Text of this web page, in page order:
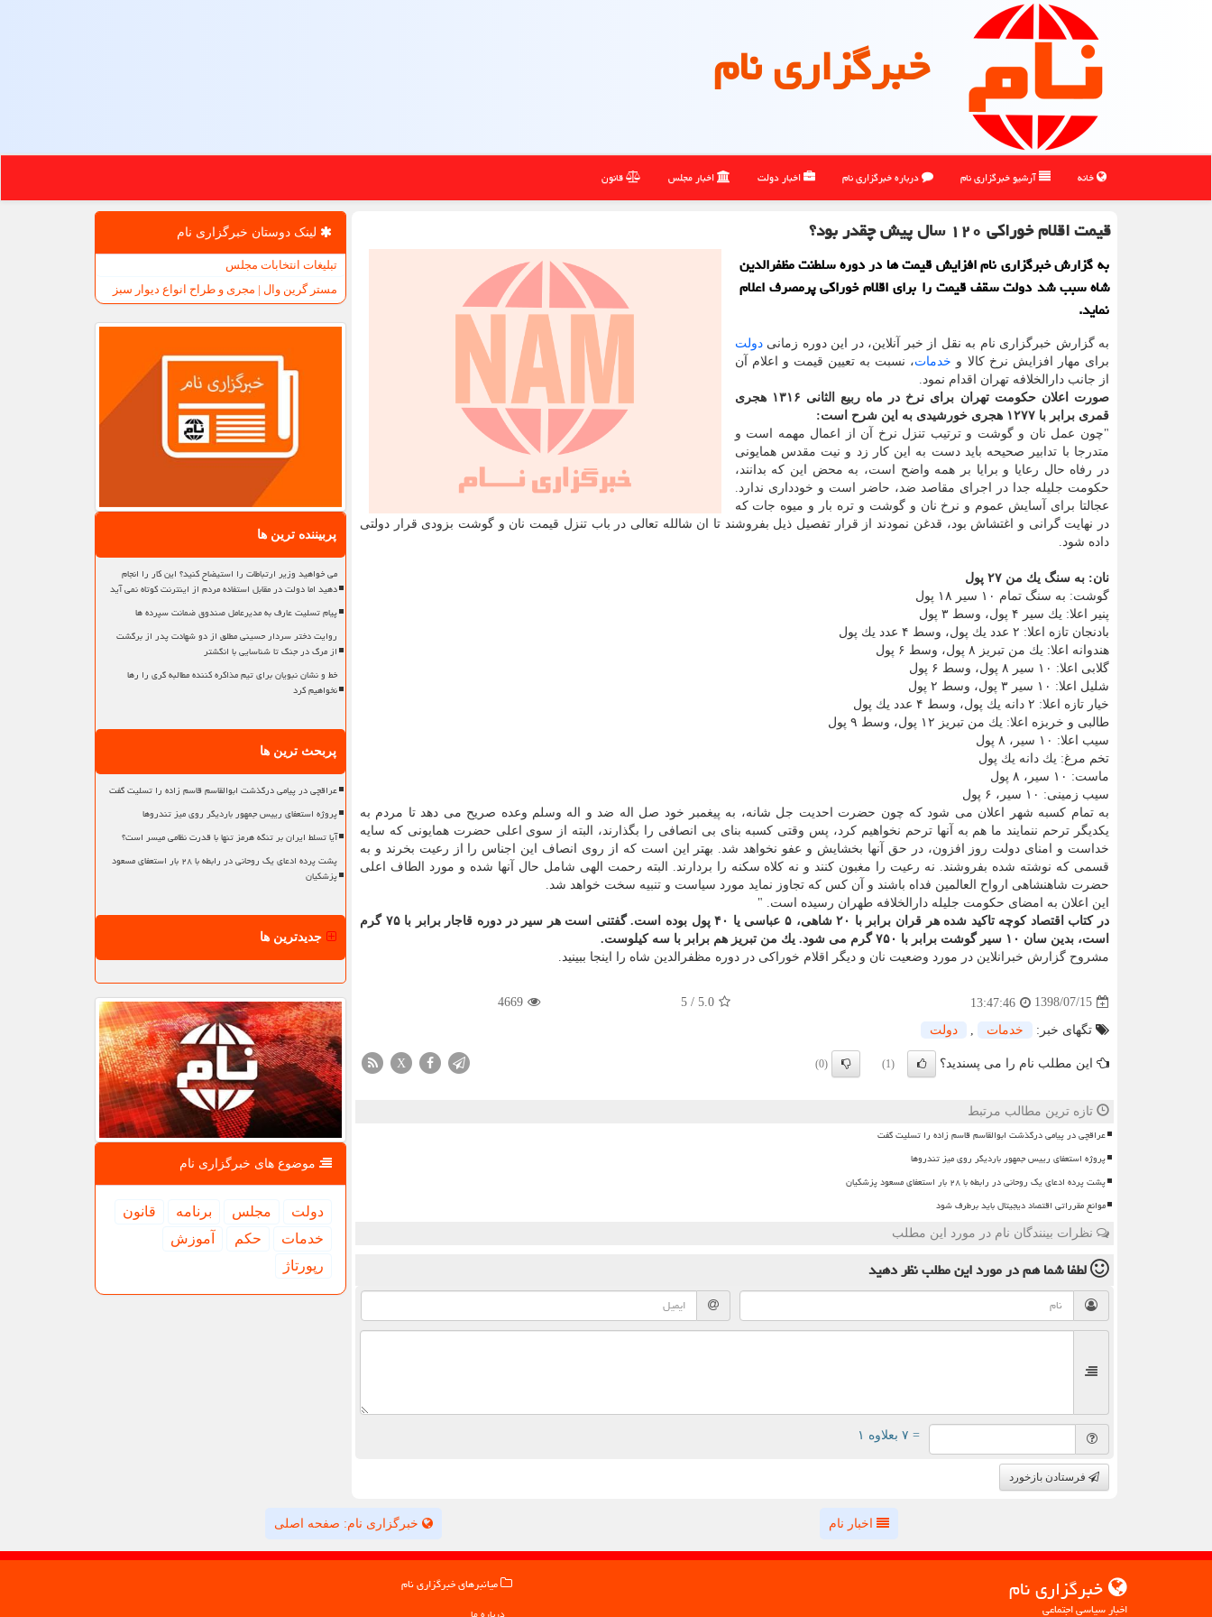
خبرگزاری نام
خانه آرشیو خبرگزاری نام درباره خبرگزاری نام اخبار دولت اخبار مجلس قانون
قیمت اقلام خوراكی ۱۲۰ سال پیش چقدر بود؟
به گزارش خبرگزاری نام افزایش قیمت ها در دوره سلطنت مظفرالدین
شاه سبب شد دولت سقف قیمت را برای اقلام خوراكی پرمصرف اعلام
نماید.
به گزارش خبرگزاری نام به نقل از خبر آنلاین، در این دوره زمانیدولت
برای مهار افزایش نرخ كالا و خدمات، نسبت به تعیین قیمت و اعلام آن
از جانب دارالخلافه تهران اقدام نمود.
صورت اعلان حكومت تهران برای نرخ در ماه ربیع الثانی ۱۳۱۶ هجری
قمری برابر با ۱۲۷۷ هجری خورشیدی به این شرح است:
"چون عمل نان و گوشت و ترتیب تنزل نرخ آن از اعمال مهمه است و
متدرجا با تدابیر صحیحه باید دست به این كار زد و نیت مقدس همایونی
در رفاه حال رعایا و برایا بر همه واضح است، به محض این كه بدانند،
حكومت جلیله جدا در اجرای مقاصد ضد، حاضر است و خودداری ندارد.
عجالتا برای آسایش عموم و نرخ نان و گوشت و تره بار و میوه جات كه
در نهایت گرانی و اغتشاش بود، قدغن نمودند از قرار تفصیل ذیل بفروشند تا ان شالله تعالی در باب تنزل قیمت نان و گوشت بزودی قرار دولتی
داده شود.
نان: به سنگ یك من ۲۷ پول
گوشت: به سنگ تمام ۱۰ سیر ۱۸ پول
پنیر اعلا: یك سیر ۴ پول، وسط ۳ پول
بادنجان تازه اعلا: ۲ عدد یك پول، وسط ۴ عدد یك پول
هندوانه اعلا: یك من تبریز ۸ پول، وسط ۶ پول
گلابی اعلا: ۱۰ سیر ۸ پول، وسط ۶ پول
شلیل اعلا: ۱۰ سیر ۳ پول، وسط ۲ پول
خیار تازه اعلا: ۲ دانه یك پول، وسط ۴ عدد یك پول
طالبی و خربزه اعلا: یك من تبریز ۱۲ پول، وسط ۹ پول
سیب اعلا: ۱۰ سیر، ۸ پول
تخم مرغ: یك دانه یك پول
ماست: ۱۰ سیر، ۸ پول
سیب زمینی: ۱۰ سیر، ۶ پول
به تمام كسبه شهر اعلان می شود كه چون حضرت احدیت جل شانه، به پیغمبر خود صل اله ضد و اله وسلم وعده صریح می دهد تا مردم به
یكدیگر ترحم ننمایند ما هم به آنها ترحم نخواهیم كرد، پس وقتی كسبه بنای بی انصافی را بگذارند، البته از سوی اعلی حضرت همایونی كه سایه
خداست و امنای دولت روز افزون، در حق آنها بخشایش و عفو نخواهد شد. بهتر این است كه از روی انصاف این اجناس را از رعیت بخرند و به
قسمی كه نوشته شده بفروشند. نه رعیت را مغبون كنند و نه كلاه سكنه را بردارند. البته رحمت الهی شامل حال آنها شده و مورد الطاف اعلی
حضرت شاهنشاهی ارواح العالمین فداه باشند و آن كس كه تجاوز نماید مورد سیاست و تنبیه سخت خواهد شد.
این اعلان به امضای حكومت جلیله دارالخلافه طهران رسیده است. "
در كتاب اقتصاد كوچه تاكید شده هر قران برابر با ۲۰ شاهی، ۵ عباسی یا ۴۰ پول بوده است. گفتنی است هر سیر در دوره قاجار برابر با ۷۵ گرم
است، بدین سان ۱۰ سیر گوشت برابر با ۷۵۰ گرم می شود. یك من تبریز هم برابر با سه كیلوست.
مشروح گزارش خبرانلاین در مورد وضعیت نان و دیگر اقلام خوراكی در دوره مظفرالدین شاه را اینجا ببینید.
1398/07/15
13:47:46
5.0
/
5
4669
تگهای خبر: خدمات دولت
این مطلب نام را می پسندید؟ (1)
(0)
X
تازه ترین مطالب مرتبط
عراقچی در پیامی درگذشت ابوالقاسم قاسم زاده را تسلیت گفت
پروژه استعفای رییس جمهور باردیگر روی میز تندروها
پشت پرده ادعای یک روحانی در رابطه با ۲۸ بار استعفای مسعود پزشکیان
موانع مقرراتی اقتصاد دیجیتال باید برطرف شود
نظرات بینندگان نام در مورد این مطلب
لطفا شما همدر مورد این مطلبنظر دهید
= ۷ بعلاوه ۱
فرستادن بازخورد
لینک دوستان خبرگزاری نام
تبلیغات انتخابات مجلس
مستر گرین وال | مجری و طراح انواع دیوار سبز
پربیننده ترین ها
می خواهید وزیر ارتباطات را استیضاح کنید؟ این کار را انجام
دهید اما دولت در مقابل استفاده مردم از اینترنت کوتاه نمی آید
پیام تسلیت عارف به مدیرعامل صندوق ضمانت سپرده ها
روایت دختر سردار حسینی مطلق از دو شهادت پدر از برگشت
از مرگ در جنگ تا شناسایی با انگشتر
خط و نشان نبویان برای تیم مذاکره کننده مطالبه گری را رها
نخواهیم کرد
پربحث ترین ها
عراقچی در پیامی درگذشت ابوالقاسم قاسم زاده را تسلیت گفت
پروژه استعفای رییس جمهور باردیگر روی میز تندروها
آیا تسلط ایران بر تنگه هرمز تنها با قدرت نظامی میسر است؟
پشت پرده ادعای یک روحانی در رابطه با ۲۸ بار استعفای مسعود
پزشکیان
جدیدترین ها
موضوع های خبرگزاری نام
دولت مجلس برنامه
قانون
خدمات
حكم
آموزش
رپورتاژ
اخبار نام خبرگزاری نام: صفحه اصلی
خبرگزاری نام
اخبار سیاسی اجتماعی
میانبرهای خبرگزاری نام